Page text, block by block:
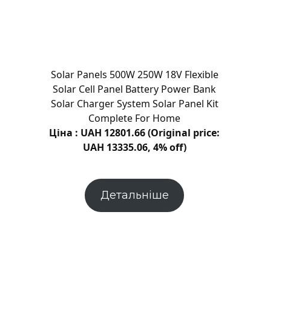
Solar Panels 500W 250W 18V Flexible
Solar Cell Panel Battery Power Bank
Solar Charger System Solar Panel Kit
Complete For Home
Ціна : UAH 12801.66 (Original price:
UAH 13335.06, 4% off)
Детальніше